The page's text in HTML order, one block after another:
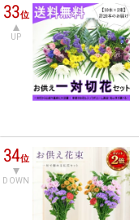
33位
UP
34位
DOWN